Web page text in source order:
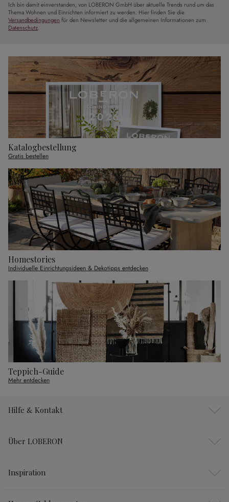
Ich bin damit einverstanden, von LOBERON GmbH über aktuelle Trends rund um das
Thema Wohnen und Einrichten informiert zu werden. Hier finden Sie die
Versandbedingungen für den Newsletter und die allgemeinen Informationen zum
Datenschutz.
Katalogbestellung
Gratis bestellen
Homestories
Individuelle Einrichtungsideen & Dekotipps entdecken
Teppich-Guide
Mehr entdecken
Hilfe & Kontakt
Über LOBERON
Inspiration